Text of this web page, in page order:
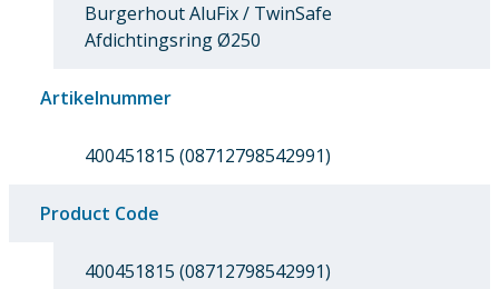
Burgerhout AluFix / TwinSafe
Afdichtingsring Ø250
Artikelnummer
400451815 (08712798542991)
Product Code
400451815 (08712798542991)